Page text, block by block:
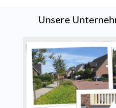
Unsere